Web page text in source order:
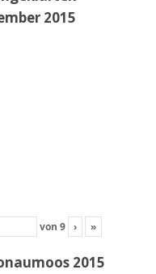
2015
von 9 › »
2015